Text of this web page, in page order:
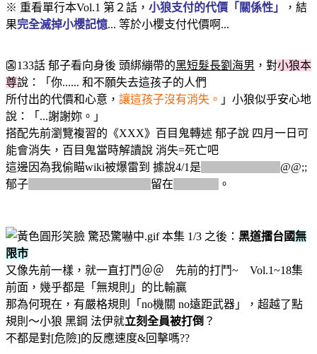
※ 重看單行本Vol.1 第２話， 小狼支付的代價「關係性」
，結
果完全滅掉小櫻記憶... 等於小櫻支付代價啊...
👺133話 郁子看向身後 頭綁繃帶的黑短髮長劉海男 ，對小狼本
尊說：「你...... 和不願失去這孩子的人們
所付出的代價和心意， 讓這孩子沒有消失。 」小狼似乎安心地
說：「...謝謝妳。」
搭配先前瀏覽複習的《XXX》百目鬼轉述 郁子說 四月一日可
能會消失，百目鬼當時解讀說 消失=死亡吧
這邊因為我偷瞄wiki被爆雷到 據說4/1是
@@;;
郁子
留在 。
本集 1/3 之後： 黑道擂台國無
限市
又像先前一樣，就一直打鬥＠＠ 先前的打鬥~ Vol.1~18集
前面，幾乎都是「無規則」的比輸贏
那為何現在，有嚴格規則「no機關 no遠距武器」，超越了點
規則～小狼 黑鋼 法伊就立刻全員被打倒 ？
不都是對[危險]的反應速度&回擊嗎??